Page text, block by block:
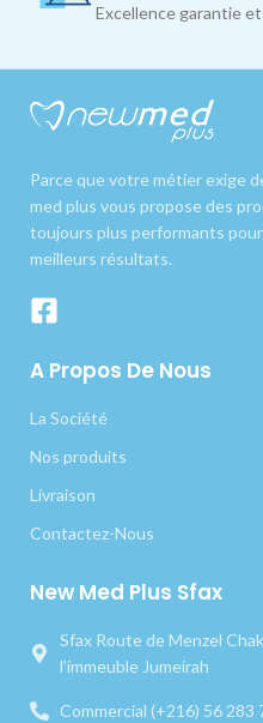
Excellence garantie
Parce que votre métier exige
med plus vous propose des
toujours plus performants
meilleurs résultats.
A Propos De Nous
La Société
Nos produits
Livraison
Contactez-Nous
New Med Plus Sfax
Sfax Route de Menzel
l’immeuble Jumeirah
Commercial (+216) 56 283